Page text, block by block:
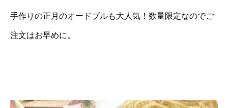
手作りの正月のオードブルも大人気！数量限定なのでご
注文はお早めに。